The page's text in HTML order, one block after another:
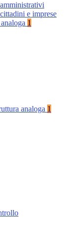
e imprese
1
analoga 1